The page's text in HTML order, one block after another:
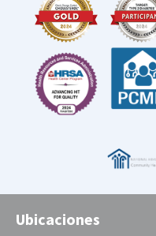
Ubicaciones